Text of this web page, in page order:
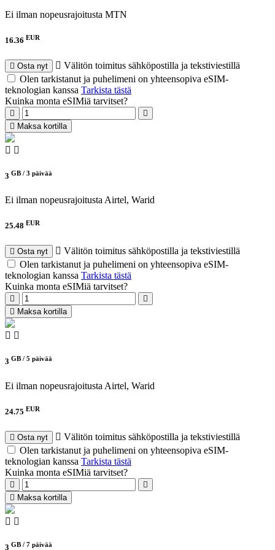
Ei ilman nopeusrajoitusta MTN
16.36 EUR
Osta nyt
Välitön toimitus sähköpostilla ja tekstiviestillä
Olen tarkistanut ja puhelimeni on yhteensopiva eSIM-
teknologian kanssa Tarkista tästä
Kuinka monta eSIMiä tarvitset?
Maksa kortilla
3 GB / 3 päivää
Ei ilman nopeusrajoitusta Airtel, Warid
25.48 EUR
Osta nyt
Välitön toimitus sähköpostilla ja tekstiviestillä
Olen tarkistanut ja puhelimeni on yhteensopiva eSIM-
teknologian kanssa Tarkista tästä
Kuinka monta eSIMiä tarvitset?
Maksa kortilla
3 GB / 5 päivää
Ei ilman nopeusrajoitusta Airtel, Warid
24.75 EUR
Osta nyt
Välitön toimitus sähköpostilla ja tekstiviestillä
Olen tarkistanut ja puhelimeni on yhteensopiva eSIM-
teknologian kanssa Tarkista tästä
Kuinka monta eSIMiä tarvitset?
Maksa kortilla
3 GB / 7 päivää